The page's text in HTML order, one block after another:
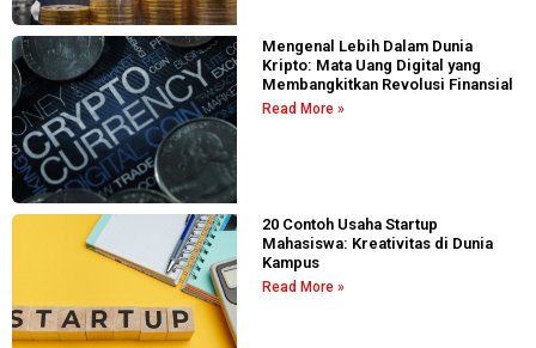
Mengenal Lebih Dalam Dunia
Kripto: Mata Uang Digital yang
Membangkitkan Revolusi Finansial
Read More »
20 Contoh Usaha Startup
Mahasiswa: Kreativitas di Dunia
Kampus
Read More »